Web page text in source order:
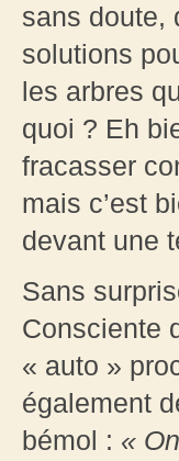
sans doute,
solutions
les arbres
quoi ? Eh
fracasser
mais c’est
devant une
Sans
Consciente
« auto »
également
bémol : «